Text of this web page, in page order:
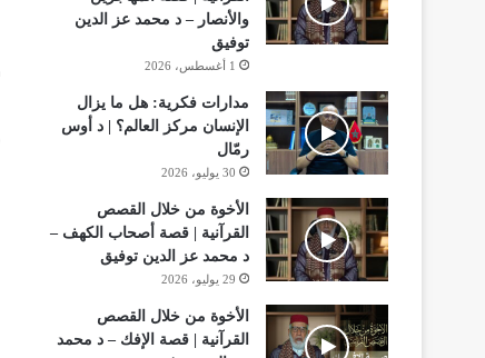
والأنصار – د محمد عز الدين
توفيق
1 أغسطس، 2026
مدارات فكرية: هل ما يزال
الإنسان مركز العالم؟ | د أوس
رمّال
30 يوليو، 2026
الأخوة من خلال القصص
القرآنية | قصة أصحاب الكهف –
د محمد عز الدين توفيق
29 يوليو، 2026
الأخوة من خلال القصص
القرآنية | قصة الإفك – د محمد